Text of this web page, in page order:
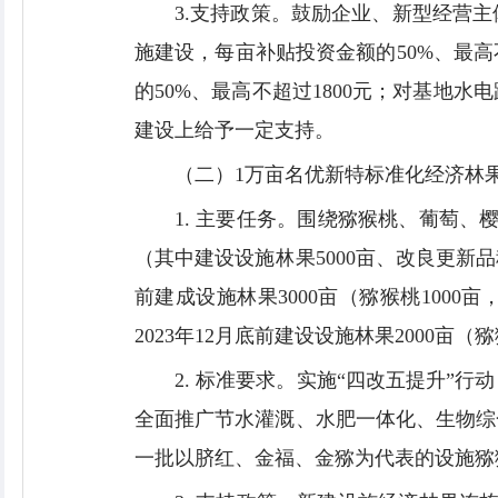
3.支持政策。鼓励企业、新型经营
施建设，每亩补贴投资金额的50%、最
的50%、最高不超过1800元；对基地水
建设上给予一定支持。
（二）1万亩名优新特标准化经济林
1. 主要任务。围绕猕猴桃、葡萄、
（其中建设设施林果5000亩、改良更新
前建成设施林果3000亩（猕猴桃1000亩
2023年12月底前建设设施林果2000亩（
2. 标准要求。实施“四改五提升”行
全面推广节水灌溉、水肥一体化、生物
一批以脐红、金福、金猕为代表的设施